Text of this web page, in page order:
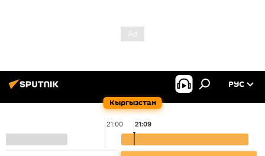
Кыргызстан
РУС
21:00 21:09